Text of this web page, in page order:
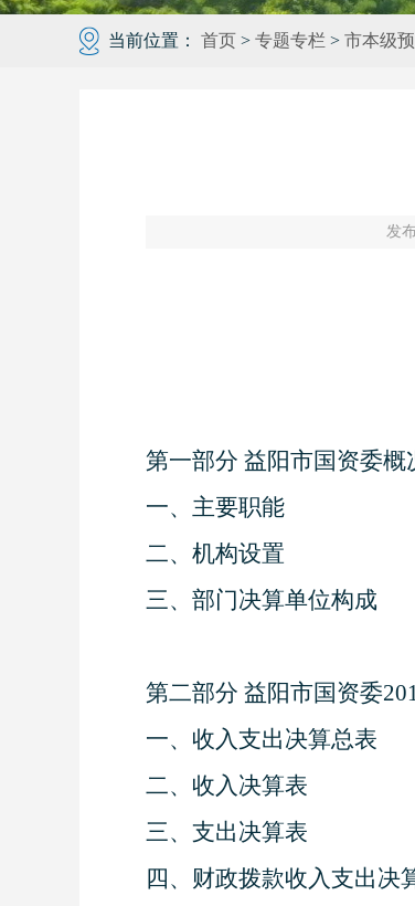
当前位置： 首页 > 专题专栏 > 市本级
发
第一部分 益阳市国资委概
一、主要职能
二、机构设置
三、部门决算单位构成
第二部分 益阳市国资委
一、收入支出决算总表
二、收入决算表
三、支出决算表
四、财政拨款收入支出决